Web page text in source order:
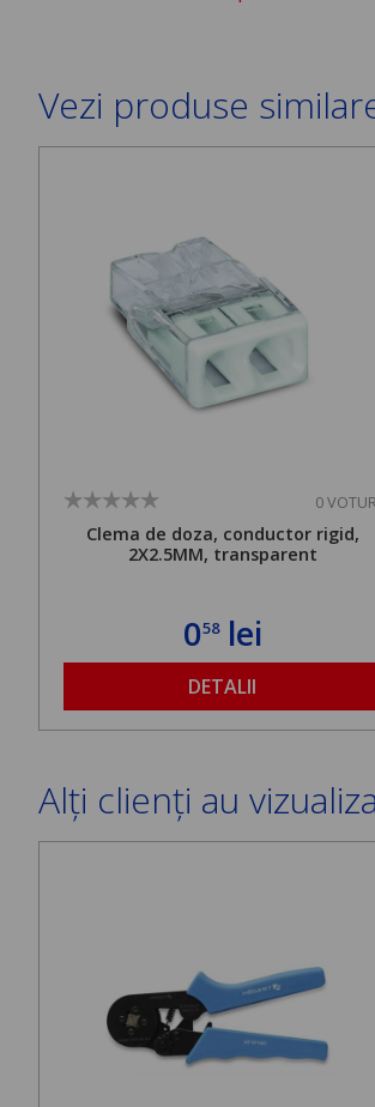
Vezi produse
0
Clema de doza, conductor rigid,
2X2.5MM, transparent
058lei
DETALII
Alți clienți au